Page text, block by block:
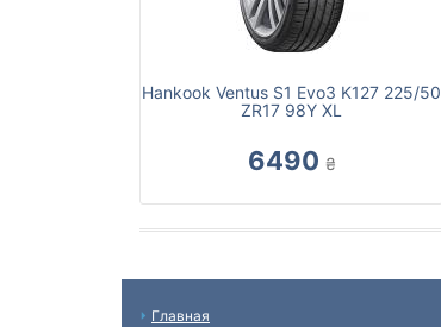
Hankook Ventus S1 Evo3 K127 225/50
ZR17 98Y XL
6490 ₴
Главная